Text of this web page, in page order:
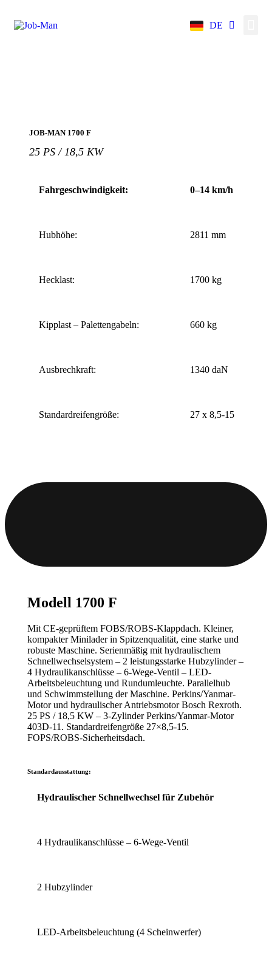
DE
EN
JOB-MAN 1700 F
25 PS / 18,5 KW
Fahrgeschwindigkeit: 0–14 km/h
Hubhöhe: 2811 mm
Hecklast: 1700 kg
Kipplast – Palettengabeln: 660 kg
Ausbrechkraft: 1340 daN
Standardreifengröße: 27 x 8,5-15
Modell 1700 F
Mit CE-geprüftem FOBS/ROBS-Klappdach. Kleiner,
kompakter Minilader in Spitzenqualität, eine starke und
robuste Maschine. Serienmäßig mit hydraulischem
Schnellwechselsystem – 2 leistungsstarke Hubzylinder –
4 Hydraulikanschlüsse – 6-Wege-Ventil – LED-
Arbeitsbeleuchtung und Rundumleuchte. Parallelhub
und Schwimmstellung der Maschine. Perkins/Yanmar-
Motor und hydraulischer Antriebsmotor Bosch Rexroth.
25 PS / 18,5 KW – 3-Zylinder Perkins/Yanmar-Motor
403D-11. Standardreifengröße 27×8,5-15.
FOPS/ROBS-Sicherheitsdach.
Standardausstattung:
Hydraulischer Schnellwechsel für Zubehör
4 Hydraulikanschlüsse – 6-Wege-Ventil
2 Hubzylinder
LED-Arbeitsbeleuchtung (4 Scheinwerfer)